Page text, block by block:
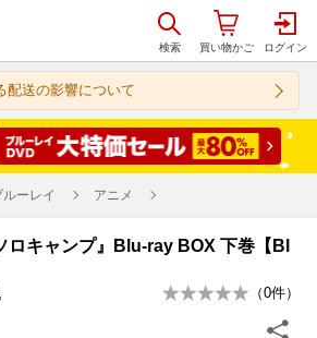
配送の影響について
ルーレイ アニメ
ロキャンプ』Blu-ray BOX 下巻【Bl
（0件）